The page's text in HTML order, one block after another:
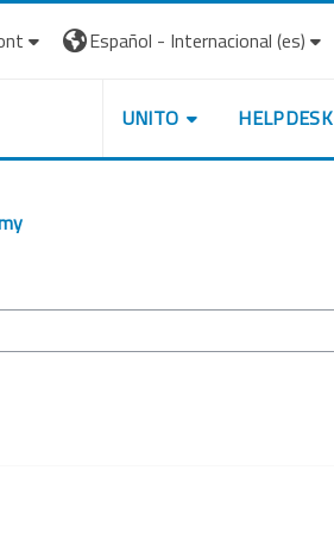
Español - Internacional ‎(es)‎
UNITO HELPDESK